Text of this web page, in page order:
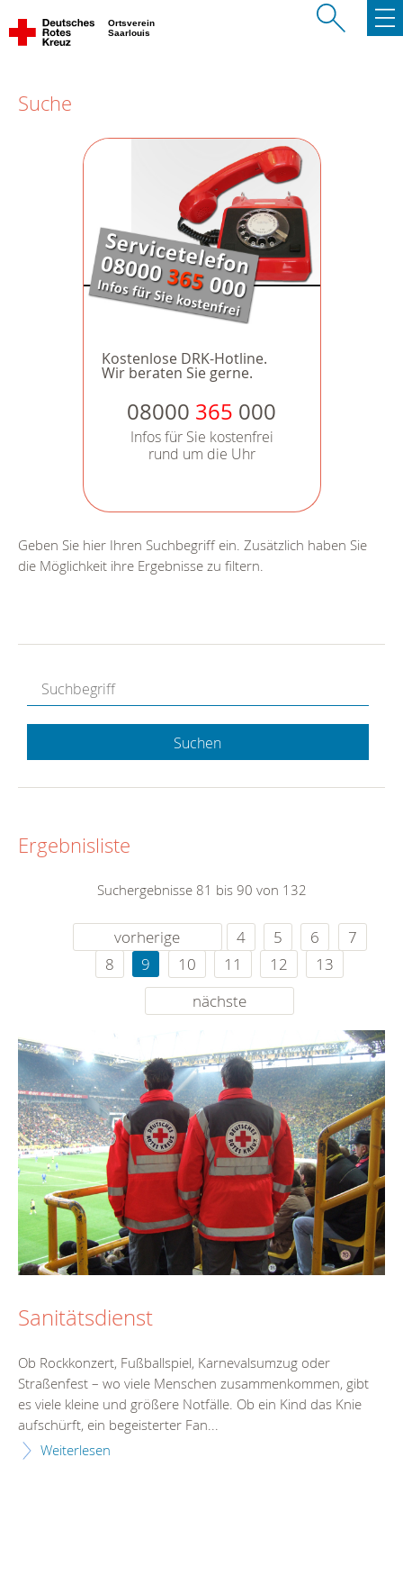
Ortsverein
Saarlouis
Suche
Kostenlose DRK-Hotline.
Wir beraten Sie gerne.
08000 365 000
Infos für Sie kostenfrei
rund um die Uhr
Geben Sie hier Ihren Suchbegriff ein. Zusätzlich haben Sie
die Möglichkeit ihre Ergebnisse zu filtern.
Suchen
Ergebnisliste
Suchergebnisse 81 bis 90 von 132
vorherige 4 5 6
7
8
9 10 11 12
13
nächste
Sanitätsdienst
Ob Rockkonzert, Fußballspiel, Karnevalsumzug oder
Straßenfest – wo viele Menschen zusammenkommen, gibt
es viele kleine und größere Notfälle. Ob ein Kind das Knie
aufschürft, ein begeisterter Fan...
Weiterlesen